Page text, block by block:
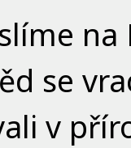
na
se
v